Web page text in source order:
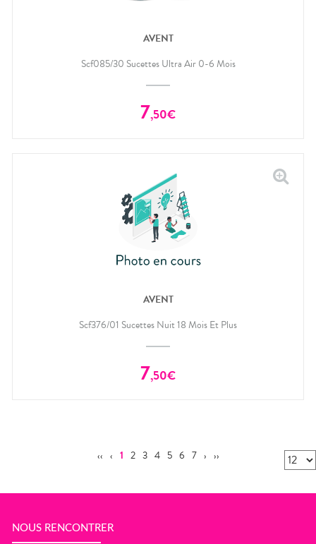
AVENT
Scf085/30 Sucettes Ultra Air 0-6 Mois
7,50€
AVENT
Scf376/01 Sucettes Nuit 18 Mois Et Plus
7,50€
‹‹ ‹ 1 2 3 4 5 6 7 › ››
NOUS RENCONTRER